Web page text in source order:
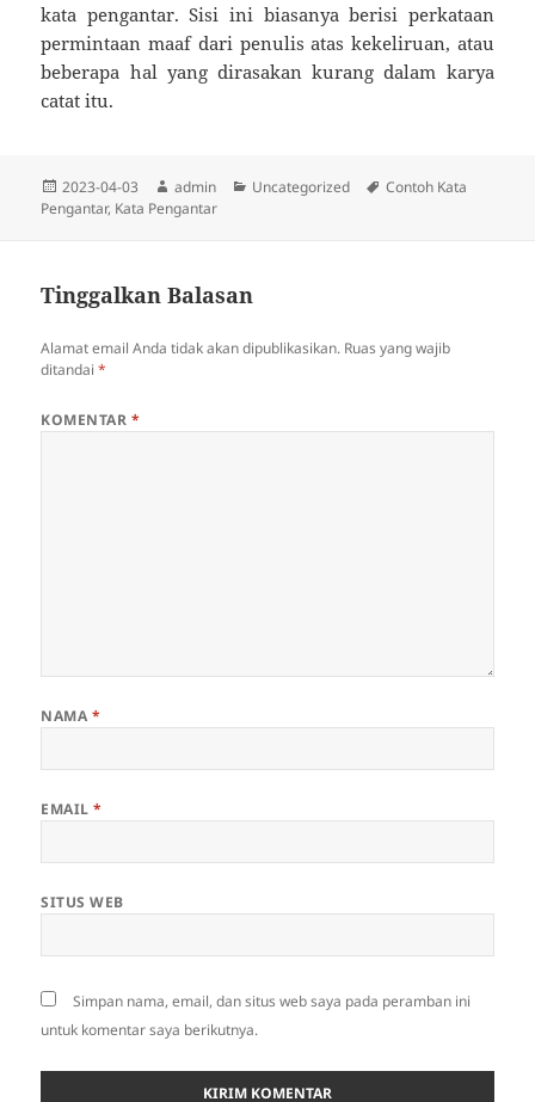
kata pengantar. Sisi ini biasanya berisi perkataan
permintaan maaf dari penulis atas kekeliruan, atau
beberapa hal yang dirasakan kurang dalam karya
catat itu.
Diposkan
pada
2023-04-03 Penulis
admin Kategori
Uncategorized Tag
Contoh Kata
Pengantar, Kata Pengantar
Tinggalkan Balasan
Alamat email Anda tidak akan dipublikasikan. Ruas yang wajib
ditandai*
KOMENTAR *
NAMA *
EMAIL*
SITUS WEB
Simpan nama, email, dan situs web saya pada peramban ini
untuk komentar saya berikutnya.